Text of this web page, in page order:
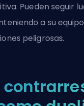
Pueden seguir
a su
peligrosas.